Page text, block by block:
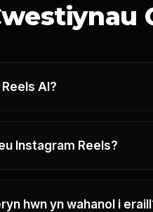
AI?
Instagram Reels?
hwn yn wahanol i